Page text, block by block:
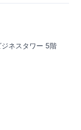
ネスタワー 5階